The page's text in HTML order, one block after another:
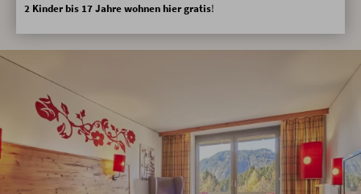
2 Kinder bis 17 Jahre wohnen hier gratis!